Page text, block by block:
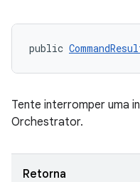
public
Tente interromper uma
Orchestrator.
Retorna